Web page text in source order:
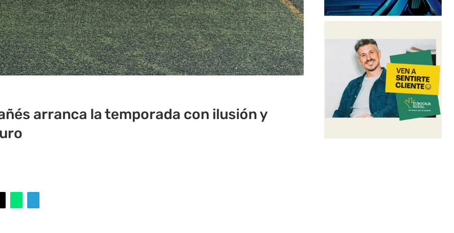
arranca la temporada con ilusión y